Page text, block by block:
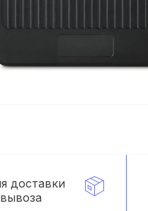
доставки